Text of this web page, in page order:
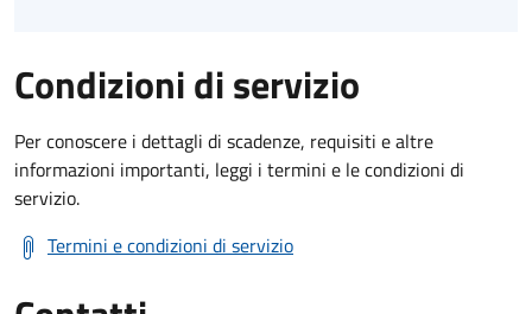
Condizioni di servizio
Per conoscere i dettagli di scadenze, requisiti e altre
informazioni importanti, leggi i termini e le condizioni di
servizio.
Termini e condizioni di servizio